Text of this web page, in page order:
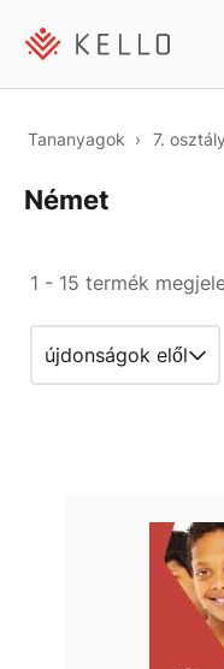
Tananyagok 7. osztály
Német
1 - 15 termék